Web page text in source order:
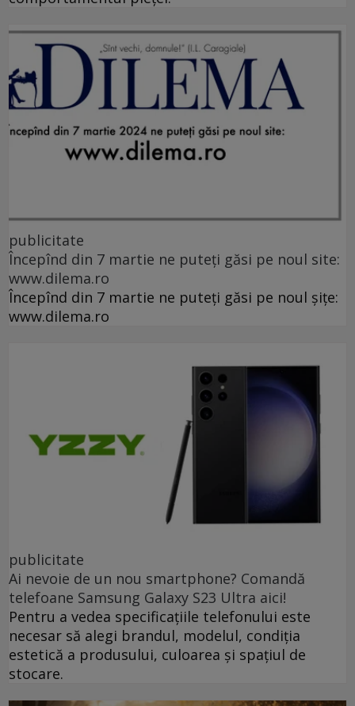
publicitate
Începînd din 7 martie ne puteți găsi pe noul site:
www.dilema.ro
Începînd din 7 martie ne puteți găsi pe noul șițe:
www.dilema.ro
publicitate
Ai nevoie de un nou smartphone? Comandă
telefoane Samsung Galaxy S23 Ultra aici!
Pentru a vedea specificațiile telefonului este
necesar să alegi brandul, modelul, condiția
estetică a produsului, culoarea și spațiul de
stocare.